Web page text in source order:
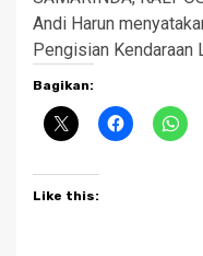
Andi Harun
Pengisian Kendaraan
Bagikan:
Like this: